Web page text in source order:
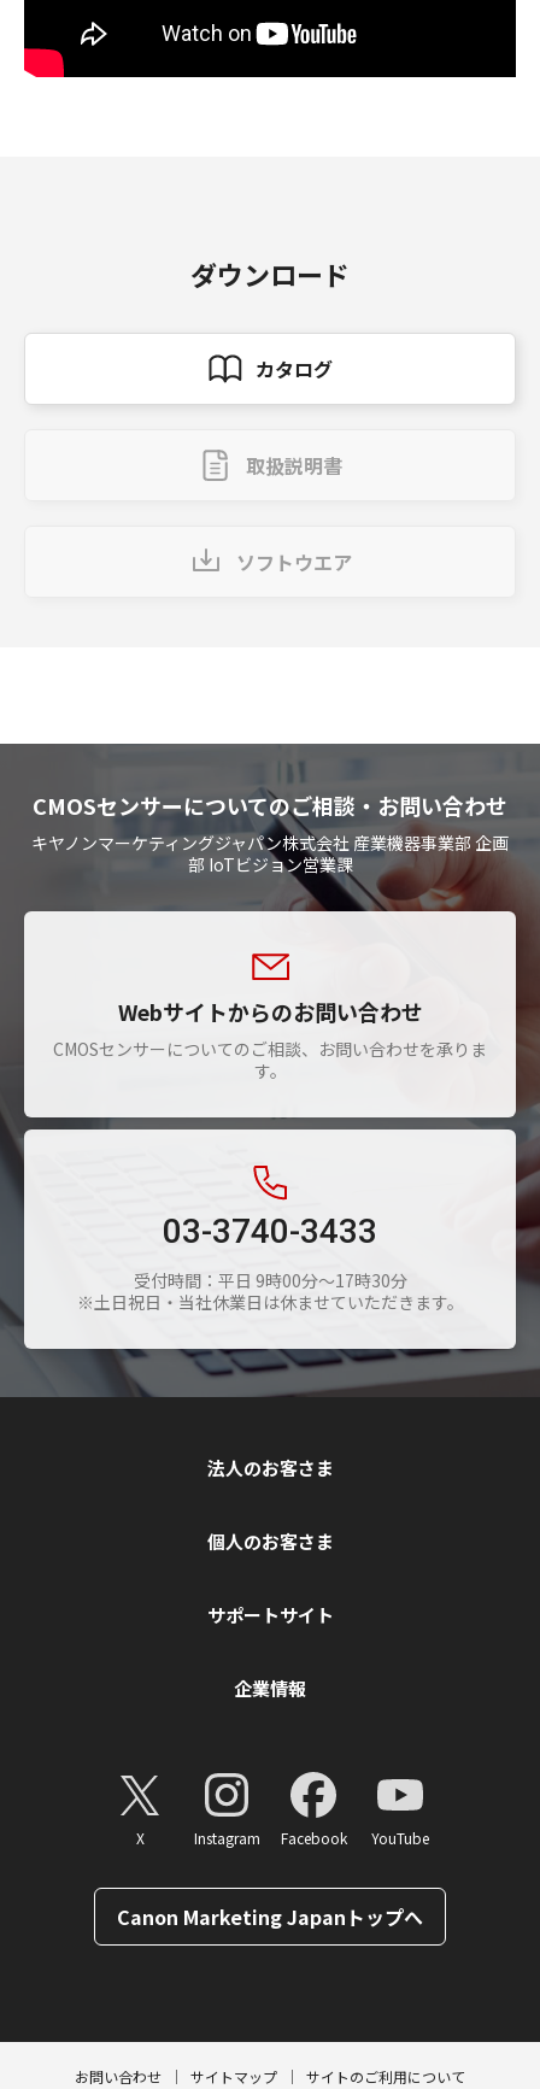
ダウンロード
カタログ
取扱説明書
ソフトウエア
CMOSセンサーについてのご相談・お問い合わせ
キヤノンマーケティングジャパン株式会社 産業機器事業部 企画
部 IoTビジョン営業課
Webサイトからのお問い合わせ
CMOSセンサーについてのご相談、お問い合わせを承りま
す。
03-3740-3433
受付時間：平日 9時00分～17時30分
※土日祝日・当社休業日は休ませていただきます。
法人のお客さま
個人のお客さま
サポートサイト
企業情報
X Instagram Facebook YouTube
Canon Marketing Japanトップへ
お問い合わせ サイトマップ サイトのご利用について